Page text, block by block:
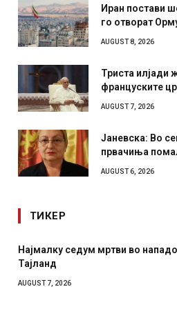
Иран постави
го отворат
AUGUST 8, 2026
Триста илјади
француските
AUGUST 7, 2026
Јаневска: Во
првачиња
AUGUST 6, 2026
ТИКЕР
мртви во нападот врз училиште